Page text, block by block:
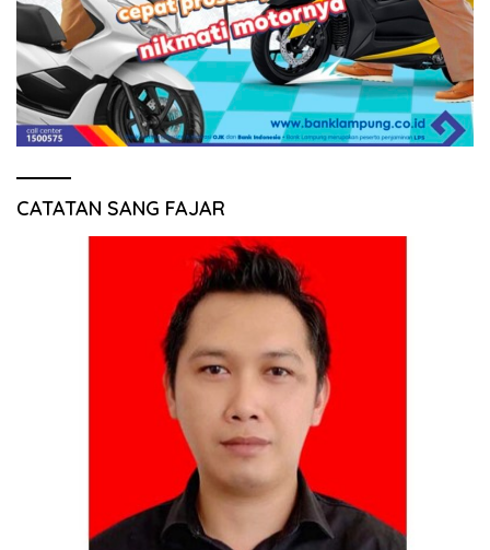
CATATAN SANG FAJAR